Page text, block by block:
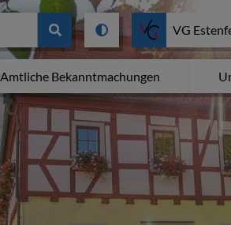
Amtliche Bekanntmachungen
VG